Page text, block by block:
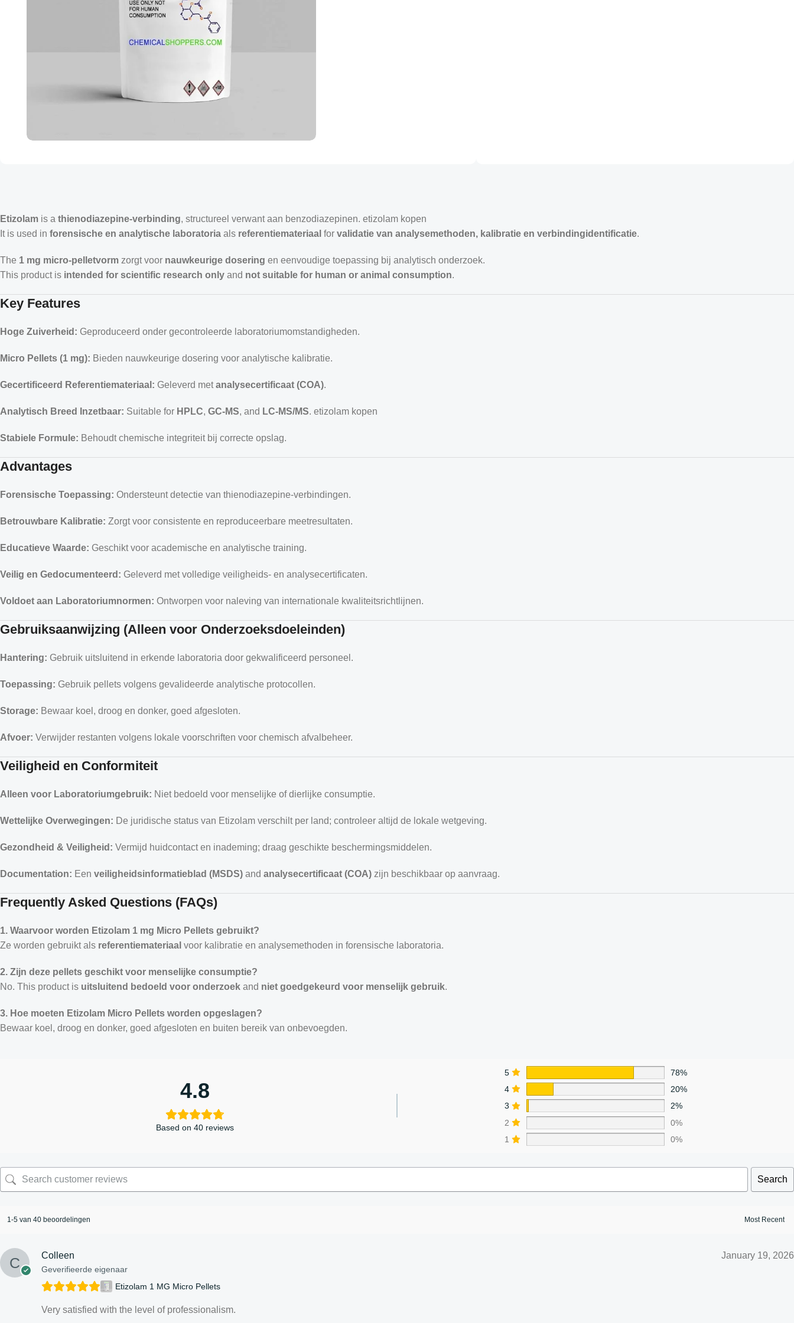
Etizolam is a thienodiazepine-verbinding, structureel verwant aan benzodiazepinen. etizolam kopen
It is used in forensische en analytische laboratoria als referentiemateriaal for validatie van analysemethoden, kalibratie en verbindingidentificatie.
The 1 mg micro-pelletvorm zorgt voor nauwkeurige dosering en eenvoudige toepassing bij analytisch onderzoek.
This product is intended for scientific research only and not suitable for human or animal consumption.
Key Features
Hoge Zuiverheid: Geproduceerd onder gecontroleerde laboratoriumomstandigheden.
Micro Pellets (1 mg): Bieden nauwkeurige dosering voor analytische kalibratie.
Gecertificeerd Referentiemateriaal: Geleverd metanalysecertificaat (COA).
Analytisch Breed Inzetbaar: Suitable for HPLC, GC-MS, and LC-MS/MS. etizolam kopen
Stabiele Formule: Behoudt chemische integriteit bij correcte opslag.
Advantages
Forensische Toepassing: Ondersteunt detectie van thienodiazepine-verbindingen.
Betrouwbare Kalibratie: Zorgt voor consistente en reproduceerbare meetresultaten.
Educatieve Waarde: Geschikt voor academische en analytische training.
Veilig en Gedocumenteerd: Geleverd met volledige veiligheids- en analysecertificaten.
Voldoet aan Laboratoriumnormen: Ontworpen voor naleving van internationale kwaliteitsrichtlijnen.
Gebruiksaanwijzing (Alleen voor Onderzoeksdoeleinden)
Hantering: Gebruik uitsluitend in erkende laboratoria door gekwalificeerd personeel.
Toepassing: Gebruik pellets volgens gevalideerde analytische protocollen.
Storage: Bewaar koel, droog en donker, goed afgesloten.
Afvoer: Verwijder restanten volgens lokale voorschriften voor chemisch afvalbeheer.
Veiligheid en Conformiteit
Alleen voor Laboratoriumgebruik: Niet bedoeld voor menselijke of dierlijke consumptie.
Wettelijke Overwegingen: De juridische status van Etizolam verschilt per land; controleer altijd de lokale wetgeving.
Gezondheid & Veiligheid: Vermijd huidcontact en inademing; draag geschikte beschermingsmiddelen.
Documentation: Een veiligheidsinformatieblad (MSDS) and analysecertificaat (COA) zijn beschikbaar op aanvraag.
Frequently Asked Questions (FAQs)
1. Waarvoor worden Etizolam 1 mg Micro Pellets gebruikt?
Ze worden gebruikt als referentiemateriaal voor kalibratie en analysemethoden in forensische laboratoria.
2. Zijn deze pellets geschikt voor menselijke consumptie?
No. This product is uitsluitend bedoeld voor onderzoek and niet goedgekeurd voor menselijk gebruik.
3. Hoe moeten Etizolam Micro Pellets worden opgeslagen?
Bewaar koel, droog en donker, goed afgesloten en buiten bereik van onbevoegden.
4.8
Based on 40 reviews
5
78%
4
20%
3
2%
2
0%
1
0%
Search
1-5 van 40 beoordelingen
Colleen
Geverifieerde eigenaar
January 19, 2026
Etizolam 1 MG Micro Pellets
Very satisfied with the level of professionalism.